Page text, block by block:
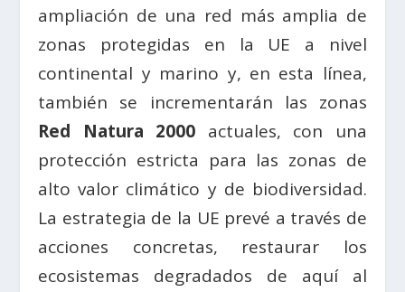
ampliación de una red más amplia de
zonas protegidas en la UE a nivel
continental y marino y, en esta línea,
también se incrementarán las zonas
Red Natura 2000 actuales, con una
protección estricta para las zonas de
alto valor climático y de biodiversidad.
La estrategia de la UE prevé a través de
acciones concretas, restaurar los
ecosistemas degradados de aquí al